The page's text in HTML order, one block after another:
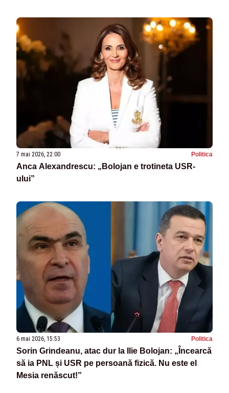
7 mai 2026, 22:00 Politica
Anca Alexandrescu: „Bolojan e trotineta USR-
ului”
6 mai 2026, 15:53 Politica
Sorin Grindeanu, atac dur la Ilie Bolojan: „Încearcă
să ia PNL și USR pe persoană fizică. Nu este el
Mesia renăscut!”